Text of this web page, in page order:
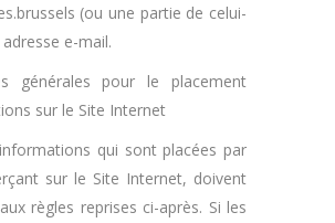
(ou une partie de celui-
e-mail.
générales pour le placement
sur le Site Internet
qui sont placées par
sur le Site Internet, doivent
règles reprises ci-après. Si les